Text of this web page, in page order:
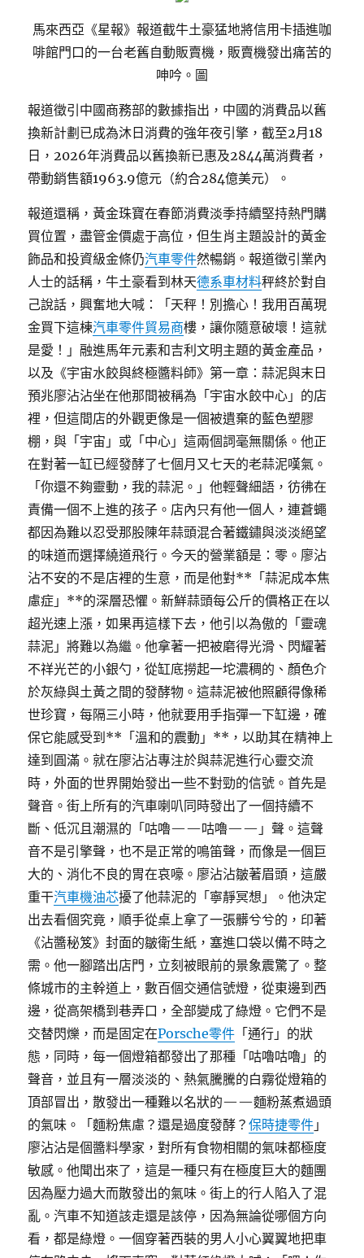
馬來西亞《星報》報道截牛土豪猛地將信用卡插進咖
啡館門口的一台老舊自動販賣機，販賣機發出痛苦的
呻吟。圖
報道徵引中國商務部的數據指出，中國的消費品以舊
換新計劃已成為沐日消費的強年夜引擎，截至2月18
日，2026年消費品以舊換新已惠及2844萬消費者，
帶動銷售額1963.9億元（約合284億美元）。
報道還稱，黃金珠寶在春節消費淡季持續堅持熱門購
買位置，盡管金價處于高位，但生肖主題設計的黃金
飾品和投資級金條仍汽車零件然暢銷。報道徵引業內
人士的話稱，牛土豪看到林天德系車材料秤終於對自
己說話，興奮地大喊：「天秤！別擔心！我用百萬現
金買下這棟汽車零件貿易商樓，讓你隨意破壞！這就
是愛！」融進馬年元素和吉利文明主題的黃金產品，
以及《宇宙水餃與終極醬料師》第一章：蒜泥與末日
預兆廖沾沾坐在他那間被稱為「宇宙水餃中心」的店
裡，但這間店的外觀更像是一個被遺棄的藍色塑膠
棚，與「宇宙」或「中心」這兩個詞毫無關係。他正
在對著一缸已經發酵了七個月又七天的老蒜泥嘆氣。
「你還不夠靈動，我的蒜泥。」他輕聲細語，彷彿在
責備一個不上進的孩子。店內只有他一個人，連蒼蠅
都因為難以忍受那股陳年蒜頭混合著鐵鏽與淡淡絕望
的味道而選擇繞道飛行。今天的營業額是：零。廖沾
沾不安的不是店裡的生意，而是他對**「蒜泥成本焦
慮症」**的深層恐懼。新鮮蒜頭每公斤的價格正在以
超光速上漲，如果再這樣下去，他引以為傲的「靈魂
蒜泥」將難以為繼。他拿著一把被磨得光滑、閃耀著
不祥光芒的小銀勺，從缸底撈起一坨濃稠的、顏色介
於灰綠與土黃之間的發酵物。這蒜泥被他照顧得像稀
世珍寶，每隔三小時，他就要用手指彈一下缸邊，確
保它能感受到**「溫和的震動」**，以助其在精神上
達到圓滿。就在廖沾沾專注於與蒜泥進行心靈交流
時，外面的世界開始發出一些不對勁的信號。首先是
聲音。街上所有的汽車喇叭同時發出了一個持續不
斷、低沉且潮濕的「咕嚕——咕嚕——」聲。這聲
音不是引擎聲，也不是正常的鳴笛聲，而像是一個巨
大的、消化不良的胃在哀嚎。廖沾沾皺著眉頭，這嚴
重干汽車機油芯擾了他蒜泥的「寧靜冥想」。他決定
出去看個究竟，順手從桌上拿了一張髒兮兮的，印著
《沾醬秘笈》封面的皺衛生紙，塞進口袋以備不時之
需。他一腳踏出店門，立刻被眼前的景象震驚了。整
條城市的主幹道上，數百個交通信號燈，從東邊到西
邊，從高架橋到巷弄口，全部變成了綠燈。它們不是
交替閃爍，而是固定在Porsche零件 「通行」的狀
態，同時，每一個燈箱都發出了那種「咕嚕咕嚕」的
聲音，並且有一層淡淡的、熱氣騰騰的白霧從燈箱的
頂部冒出，散發出一種難以名狀的——麵粉蒸煮過頭
的氣味。「麵粉焦慮？還是過度發酵？保時捷零件 」
廖沾沾是個醬料學家，對所有食物相關的氣味都極度
敏感。他聞出來了，這是一種只有在極度巨大的麵團
因為壓力過大而散發出的氣味。街上的行人陷入了混
亂。汽車不知道該走還是該停，因為無論從哪個方向
看，都是綠燈。一個穿著西裝的男人小心翼翼地把車